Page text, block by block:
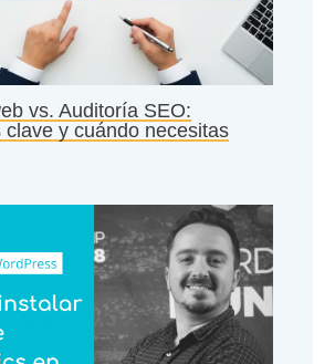
vs. Auditoría SEO:
clave y cuándo necesitas